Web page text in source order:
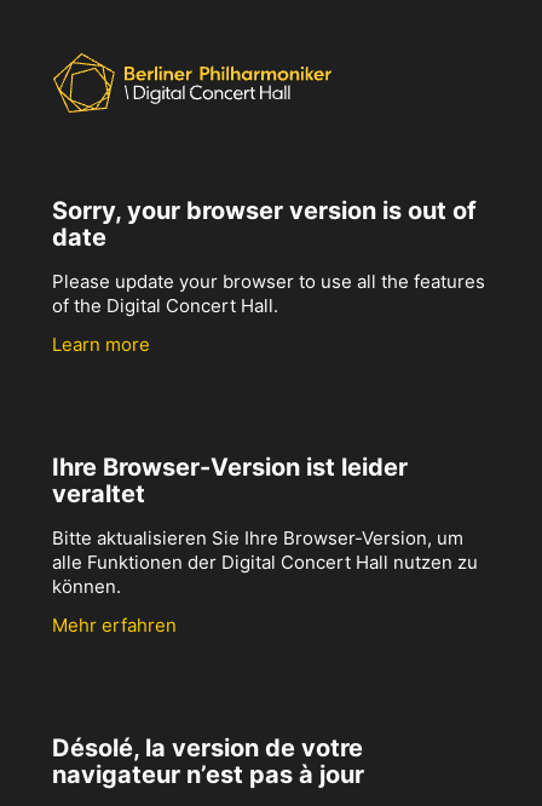
Sorry, your browser version is out of
date
Please update your browser to use all the features
of the Digital Concert Hall.
Learn more
Ihre Browser-Version ist leider
veraltet
Bitte aktualisieren Sie Ihre Browser-Version, um
alle Funktionen der Digital Concert Hall nutzen zu
können.
Mehr erfahren
Désolé, la version de votre
navigateur n’est pas à jour